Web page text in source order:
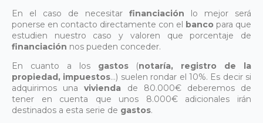
En el caso de necesitar financiación lo mejor será
ponerse en contacto directamente con el banco para que
estudien nuestro caso y valoren que porcentaje de
financiación nos pueden conceder.
En cuanto a los gastos(notaría, registro de la
propiedad, impuestos…) suelen rondar el 10%. Es decir si
adquirimos unavivienda de 80.000€ deberemos de
tener en cuenta que unos 8.000€ adicionales irán
destinados a esta serie de gastos.